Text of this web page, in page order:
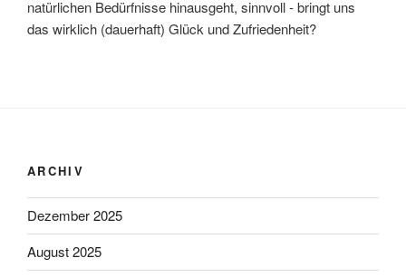
natürlichen Bedürfnisse hinausgeht, sinnvoll - bringt uns
das wirklich (dauerhaft) Glück und Zufriedenheit?
ARCHIV
Dezember 2025
August 2025